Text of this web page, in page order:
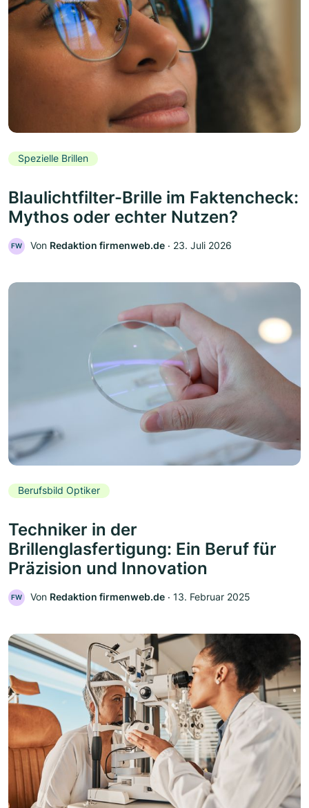
Spezielle Brillen
Blaulichtfilter-Brille im Faktencheck:
Mythos oder echter Nutzen?
FW Von Redaktion firmenweb.de ‧ 23. Juli 2026
Berufsbild Optiker
Techniker in der
Brillenglasfertigung: Ein Beruf für
Präzision und Innovation
FW Von Redaktion firmenweb.de ‧ 13. Februar 2025